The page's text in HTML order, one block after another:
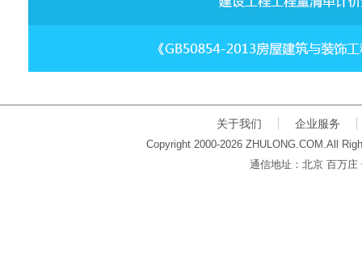
关于我们 企业服务
Copyright 2000-2026 ZHULONG.COM.All
通信地址：北京 百万